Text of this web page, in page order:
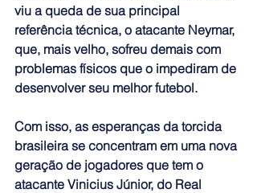
viu a queda de sua principal
referência técnica, o atacante Neymar,
que, mais velho, sofreu demais com
problemas físicos que o impediram de
desenvolver seu melhor futebol.
Com isso, as esperanças da torcida
brasileira se concentram em uma nova
geração de jogadores que tem o
atacante Vinicius Júnior, do Real